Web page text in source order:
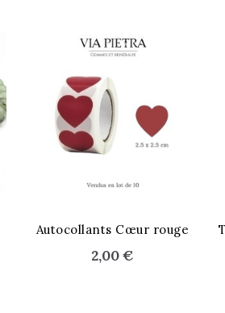
Autocollants Cœur rouge
2,00 €